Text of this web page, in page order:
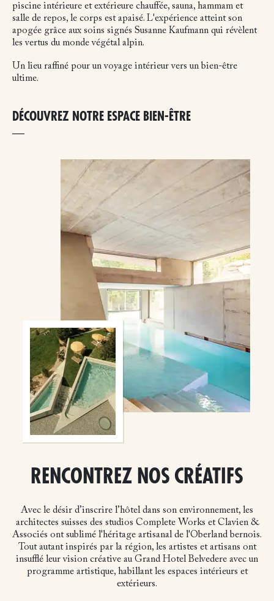
piscine intérieure et extérieure chauffée, sauna, hammam et
salle de repos, le corps est apaisé. L'expérience atteint son
apogée grâce aux soins signés Susanne Kaufmann qui révèlent
les vertus du monde végétal alpin.
Un lieu raffiné pour un voyage intérieur vers un bien-être
ultime.
DÉCOUVREZ NOTRE ESPACE BIEN-ÊTRE
RENCONTREZ NOS CRÉATIFS
Avec le désir d’inscrire l’hôtel dans son environnement, les
architectes suisses des studios Complete Works et Clavien &
Associés ont sublimé l'héritage artisanal de l'Oberland bernois.
Tout autant inspirés par la région, les artistes et artisans ont
insufflé leur vision créative au Grand Hotel Belvedere avec un
programme artistique, habillant les espaces intérieurs et
extérieurs.